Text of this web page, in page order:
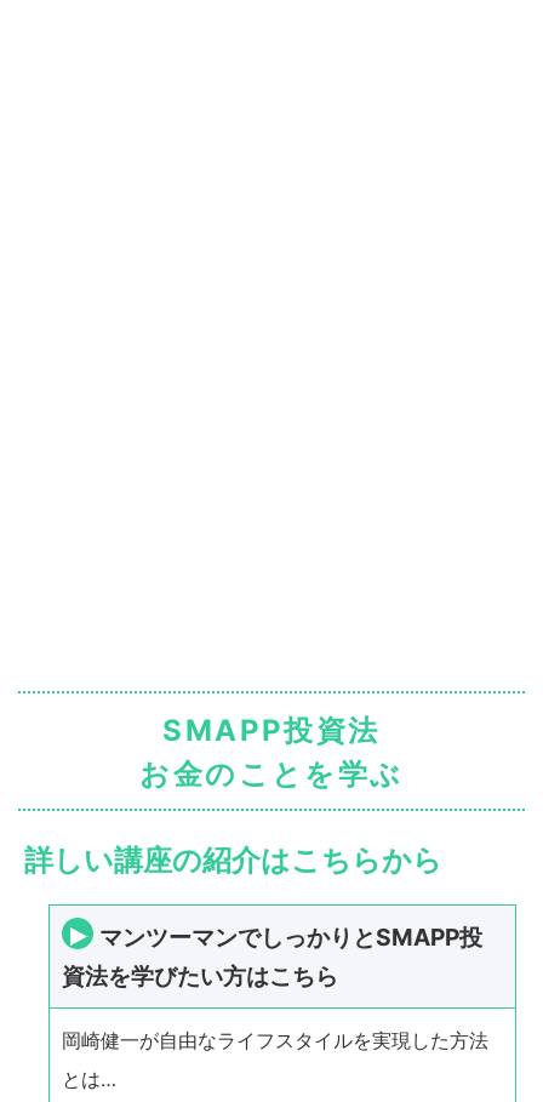
SMAPP投資法
お金のことを学ぶ
詳しい講座の紹介はこちらから
マンツーマンでしっかりとSMAPP投
資法を学びたい方はこちら
岡崎健一が自由なライフスタイルを実現した方法
とは…